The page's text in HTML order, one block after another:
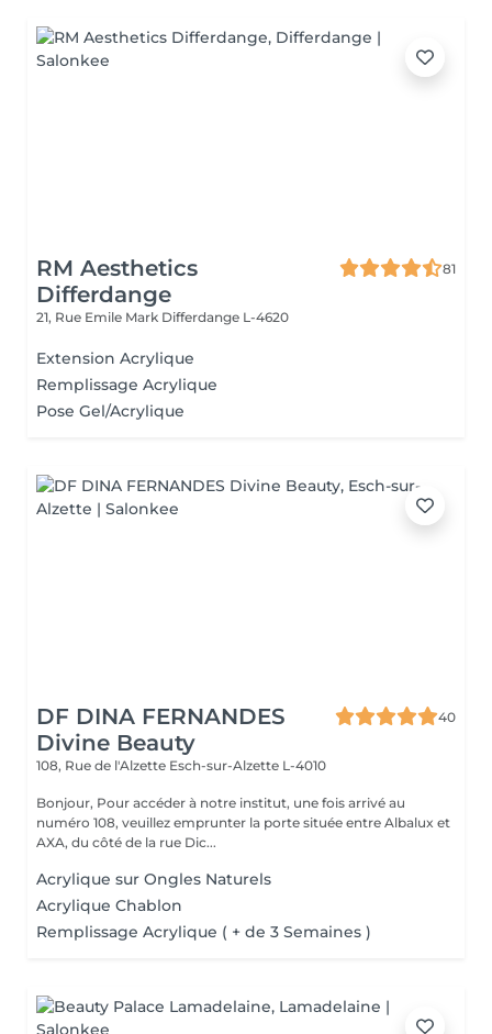
RM Aesthetics
Differdange
81
21, Rue Emile Mark Differdange L-4620
Extension Acrylique
Remplissage Acrylique
Pose Gel/Acrylique
DF DINA FERNANDES
Divine Beauty
40
108, Rue de l'Alzette Esch-sur-Alzette L-4010
Bonjour, Pour accéder à notre institut, une fois arrivé au
numéro 108, veuillez emprunter la porte située entre Albalux et
AXA, du côté de la rue Dic...
Acrylique sur Ongles Naturels
Acrylique Chablon
Remplissage Acrylique ( + de 3 Semaines )